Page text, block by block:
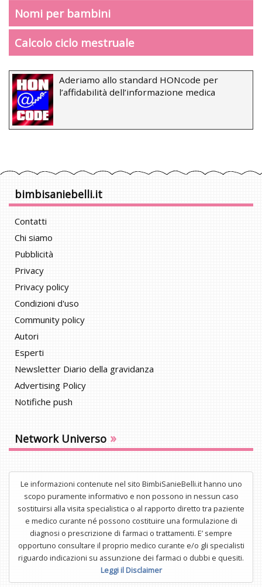
Nomi per bambini
Calcolo ciclo mestruale
Aderiamo allo standard HONcode per
l’affidabilità dell’informazione medica
bimbisaniebelli.it
Contatti
Chi siamo
Pubblicità
Privacy
Privacy policy
Condizioni d'uso
Community policy
Autori
Esperti
Newsletter Diario della gravidanza
Advertising Policy
Notifiche push
Network Universo »
Le informazioni contenute nel sito BimbiSanieBelli.it hanno uno
scopo puramente informativo e non possono in nessun caso
sostituirsi alla visita specialistica o al rapporto diretto tra paziente
e medico curante né possono costituire una formulazione di
diagnosi o prescrizione di farmaci o trattamenti. E’ sempre
opportuno consultare il proprio medico curante e/o gli specialisti
riguardo indicazioni su assunzione dei farmaci o dubbi e quesiti.
Leggi il Disclaimer